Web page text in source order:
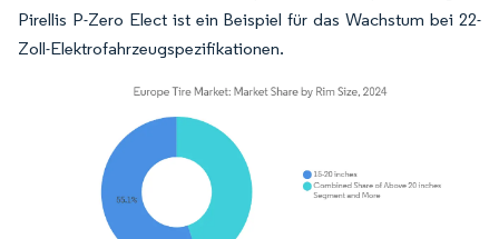
Pirellis P-Zero Elect ist ein Beispiel für das Wachstum bei 22-
Zoll-Elektrofahrzeugspezifikationen.